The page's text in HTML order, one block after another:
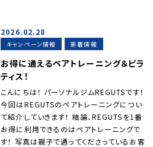
2026.02.28
キャンペーン情報 新着情報
お得に通えるペアトレーニング＆ピラ
ティス！
こんにちは！ パーソナルジムREGUTSです！
今回はREGUTSのペアトレーニングについ
て紹介していきます！ 結論、REGUTSを1番
お得に利用できるのはペアトレーニングで
す！ 写真は親子で通ってくださっているお客